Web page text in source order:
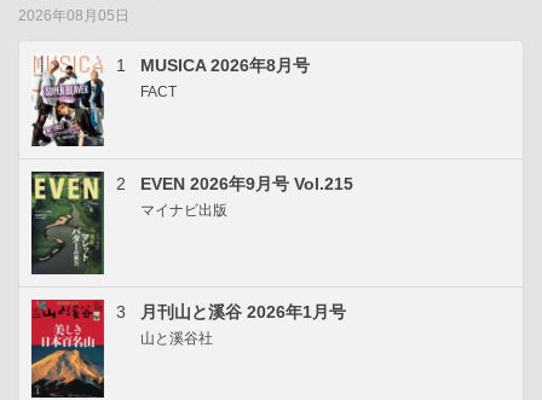
2026年08月05日
1 MUSICA 2026年8月号
FACT
2 EVEN 2026年9月号 Vol.215
マイナビ出版
3 月刊山と溪谷 2026年1月号
山と溪谷社